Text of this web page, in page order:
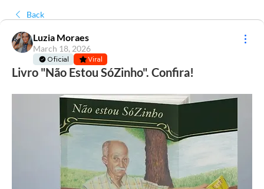
Back
Luzia Moraes
March 18, 2026
Oficial Viral
Livro "Não Estou SóZinho". Confira!